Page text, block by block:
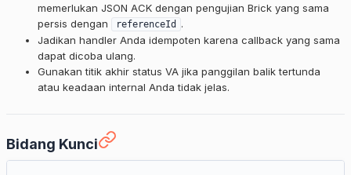
memerlukan JSON ACK dengan pengujian Brick yang sama
persis dengan
referenceId
.
Jadikan handler Anda idempoten karena callback yang sama
dapat dicoba ulang.
Gunakan titik akhir status VA jika panggilan balik tertunda
atau keadaan internal Anda tidak jelas.
Bidang Kunci